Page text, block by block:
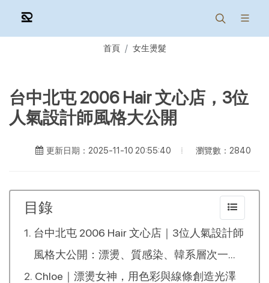
首頁 女生燙髮
台中北屯 2006 Hair 文心店，3位
人氣設計師風格大公開
更新日期：2025-11-10 20:55:40 瀏覽數：2840
目錄
台中北屯 2006 Hair 文心店｜3位人氣設計師
風格大公開：漂燙、質感染、韓系層次一次
搞定！
Chloe｜漂燙女神，用色彩與線條創造光澤